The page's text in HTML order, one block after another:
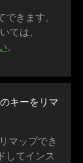
きます。
ては、
。
キーをリマ
マップでき
してインス